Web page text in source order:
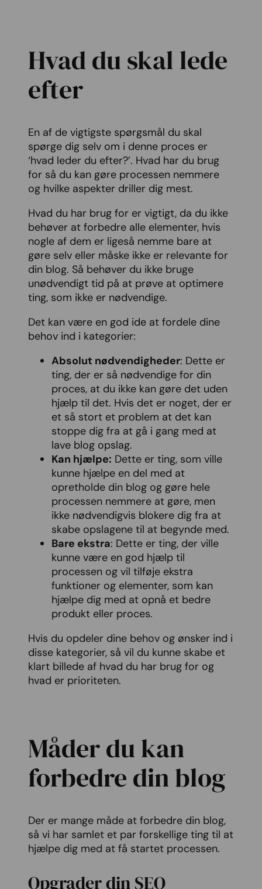
Hvad du skal lede
efter
En af de vigtigste spørgsmål du skal
spørge dig selv om i denne proces er
‘hvad leder du efter?’. Hvad har du brug
for så du kan gøre processen nemmere
og hvilke aspekter driller dig mest.
Hvad du har brug for er vigtigt, da du ikke
behøver at forbedre alle elementer, hvis
nogle af dem er ligeså nemme bare at
gøre selv eller måske ikke er relevante for
din blog. Så behøver du ikke bruge
unødvendigt tid på at prøve at optimere
ting, som ikke er nødvendige.
Det kan være en god ide at fordele dine
behov ind i kategorier:
Absolut nødvendigheder: Dette er
ting, der er så nødvendige for din
proces, at du ikke kan gøre det uden
hjælp til det. Hvis det er noget, der er
et så stort et problem at det kan
stoppe dig fra at gå i gang med at
lave blog opslag.
Kan hjælpe: Dette er ting, som ville
kunne hjælpe en del med at
opretholde din blog og gøre hele
processen nemmere at gøre, men
ikke nødvendigvis blokere dig fra at
skabe opslagene til at begynde med.
Bare ekstra: Dette er ting, der ville
kunne være en god hjælp til
processen og vil tilføje ekstra
funktioner og elementer, som kan
hjælpe dig med at opnå et bedre
produkt eller proces.
Hvis du opdeler dine behov og ønsker ind i
disse kategorier, så vil du kunne skabe et
klart billede af hvad du har brug for og
hvad er prioriteten.
Måder du kan
forbedre din blog
Der er mange måde at forbedre din blog,
så vi har samlet et par forskellige ting til at
hjælpe dig med at få startet processen.
Opgrader din SEO